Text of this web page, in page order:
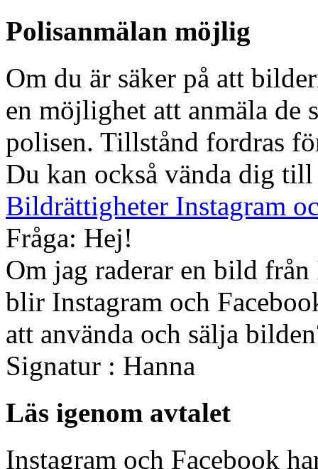
Polisanmälan möjlig
Om du är säker på att
en möjlighet att anmäla
polisen. Tillstånd fordras
Du kan också vända dig
Bildrättigheter Instagram
Fråga: Hej!
Om jag raderar en bild
blir Instagram och
att använda och sälja
Signatur : Hanna
Läs igenom avtalet
Instagram och Facebook